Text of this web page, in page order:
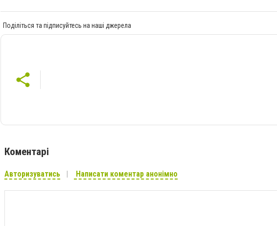
Поділіться та підписуйтесь на наші джерела
Коментарі
Авторизуватись Написати коментар анонімно